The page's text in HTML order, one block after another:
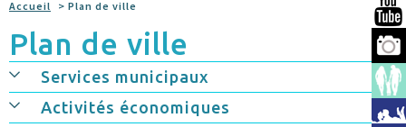
Accueil > Plan de ville
Plan de ville
Services municipaux
Activités économiques